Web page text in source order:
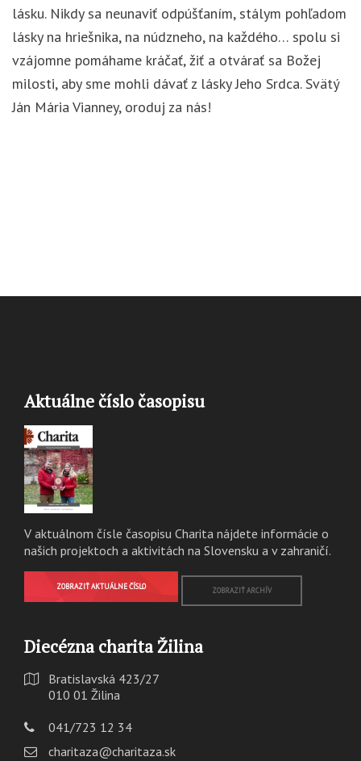
lásku. Nikdy sa neunaviť odpúšťaním, stálym pohľadom
lásky na hriešnika, na núdzneho, na každého… spolu si
vzájomne pomáhame kráčať, žiť a otvárať sa Božej
milosti, aby sme mohli dávať z lásky Jeho Srdca. Svätý
Ján Mária Vianney, oroduj za nás!
Aktuálne číslo časopisu
V aktuálnom čísle časopisu Charita nájdete informácie o
našich projektoch a aktivitách na Slovensku a v zahraničí.
ZOBRAZIŤ AKTUÁLNE ČÍSLO ZOBRAZIŤ ARCHÍV
Diecézna charita Žilina
Bratislavská 423/27
010 01 Žilina
041/723 12 34
charitaza@charitaza.sk